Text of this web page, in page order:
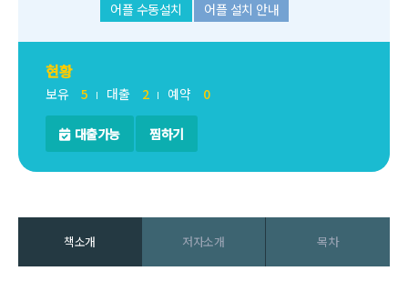
어플 수동설치
어플 설치 안내
현황
보유 5 대출 2 예약 0
대출가능 찜하기
책소개 저자소개 목차